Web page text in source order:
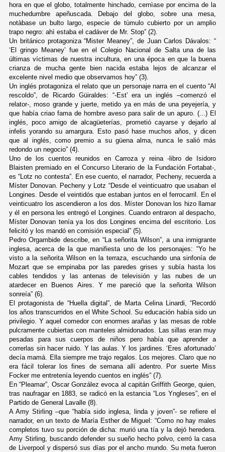
hora en que el globo, totalmente hinchado, cernìase por encima de la
muchedumbre apeñuscada. Debajo del globo, sobre una mesa,
notàbase un bulto largo, especie de tùmulo cubierto por un amplio
trapo negro: ahì estaba el cadáver de Mr. Stop” (2).
Un británico protagoniza “Mister Meaney”, de Juan Carlos Dávalos: “
‘El gringo Meaney’ fue en el Colegio Nacional de Salta una de las
últimas víctimas de nuestra incultura, en una época en que la buena
crianza de mucha gente bien nacida estaba lejos de alcanzar el
excelente nivel medio que observamos hoy” (3).
Un inglés protagoniza el relato que un personaje narra en el cuento “Al
rescoldo”, de Ricardo Güiraldes: “-Est’ era un inglés –comenzó el
relator-, moso grande y juerte, metido ya en más de una peyejería, y
que había criao fama de hombre aveso para salir de un apuro. (...) El
inglés, poco amigo de alcagüeterías, prometió cayarse y dejarlo al
infelis yorando su amargura. Esto pasó hase muchos años, y dicen
que al inglés, como premio a su güena alma, nunca le salió más
redondo un negocio” (4).
Uno de los cuentos reunidos en Carroza y reina -libro de Isidoro
Blaisten premiado en el Concurso Literario de la Fundación Fortabat-,
es “Lotz no contesta”. En ese cuento, el narrador, Pecheny, recuerda a
Míster Donovan. Pecheny y Lotz “Desde el veinticuatro que usaban el
Longines. Desde el veintidós que estaban juntos en el ferrocarril. En el
veinticuatro los ascendieron a los dos. Míster Donovan los hizo llamar
y él en persona les entregó el Longines. Cuando entraron al despacho,
Míster Donovan tenía ya los dos Longines encima del escritorio. Los
felicitó y los mandó en comisión especial” (5).
Pedro Orgambide describe, en “La señorita Wilson”, a una inmigrante
inglesa, acerca de la que manifiesta uno de los personajes: “Yo he
visto a la señorita Wilson en la terraza, escuchando una sinfonía de
Mozart que se empinaba por las paredes grises y subía hasta los
cables tendidos y las antenas de televisión y las nubes de un
atardecer en Buenos Aires. Y me pareció que la señorita Wilson
sonreía” (6).
El protagonista de “Huella digital”, de Marta Celina Linardi, “Recordó
los años transcurridos en el White School. Su educación había sido un
privilegio. Y aquel comedor con enormes arañas y las mesas de roble
pulcramente cubiertas con manteles almidonados. Las sillas eran muy
pesadas para sus cuerpos de niños pero había que aprender a
correrlas sin hacer ruido. Y las aulas. Y los jardines. ‘Eres afortunado’
decía mamá. Ella siempre me trajo regalos. Los mejores. Claro que no
era fácil tolerar los fines de semana allí adentro. Por suerte Miss
Focker me entretenía leyendo cuentos en inglés” (7).
En “Pleamar”, Oscar González evoca al capitán Griffith George, quien,
tras naufragar en 1883, se radicó en la estancia “Los Yngleses”, en el
Partido de General Lavalle (8).
A Amy Stirling –que “había sido inglesa, linda y joven”- se refiere el
narrador, en un texto de María Esther de Miguel: “Como no hay males
completos tuvo su porción de dicha: murió una tía y la dejó heredera.
Amy Stirling, buscando defender su sueño hecho polvo, cerró la casa
de Liverpool y dispersó sus días por el ancho mundo. Su meta fueron